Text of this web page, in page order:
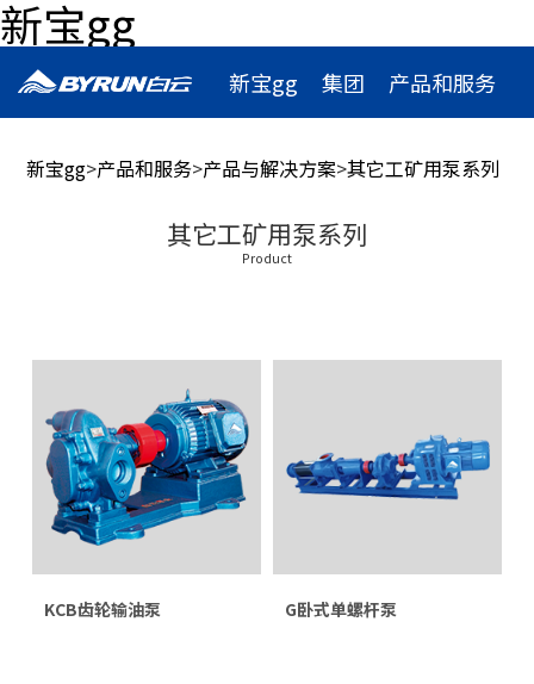
新宝gg
新宝gg 集团
产品和服务
新宝gg>产品和服务>产品与解决方案>其它工矿用泵系列
其它工矿用泵系列
Product
KCB齿轮输油泵 G卧式单螺杆泵